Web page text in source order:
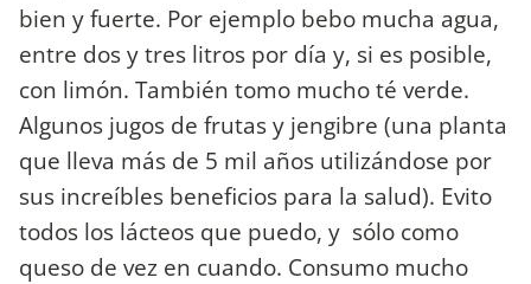
bien y fuerte. Por ejemplo bebo mucha agua,
entre dos y tres litros por día y, si es posible,
con limón. También tomo mucho té verde.
Algunos jugos de frutas y jengibre (una planta
que lleva más de 5 mil años utilizándose por
sus increíbles beneficios para la salud). Evito
todos los lácteos que puedo, y sólo como
queso de vez en cuando. Consumo mucho